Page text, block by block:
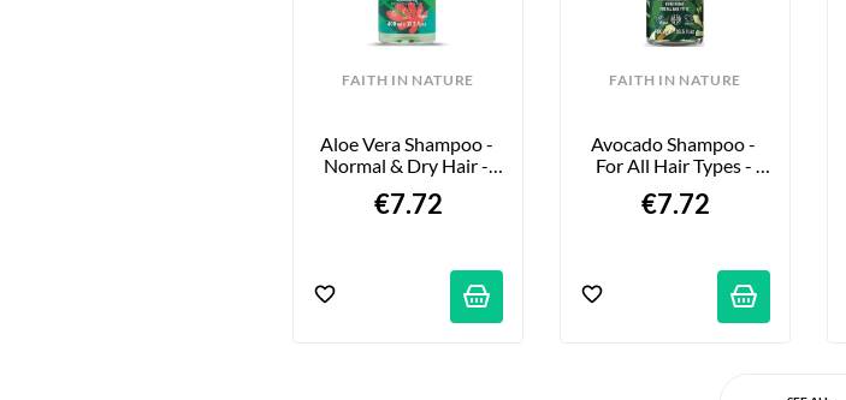
FAITH IN NATURE
Aloe Vera Shampoo -
Normal & Dry Hair -
€7.72
FAITH IN NATURE
Avocado Shampoo -
For All Hair Types -
€7.72